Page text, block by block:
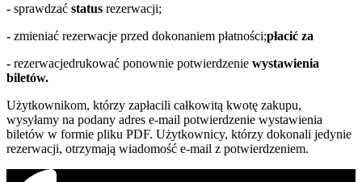
- sprawdzać status rezerwacji;
- zmieniać rezerwacje przed dokonaniem płatności;płacić za
- rezerwacjedrukować ponownie potwierdzenie wystawienia
biletów.
Użytkownikom, którzy zapłacili całkowitą kwotę zakupu,
wysyłamy na podany adres e-mail potwierdzenie wystawienia
biletów w formie pliku PDF. Użytkownicy, którzy dokonali jedynie
rezerwacji, otrzymają wiadomość e-mail z potwierdzeniem.